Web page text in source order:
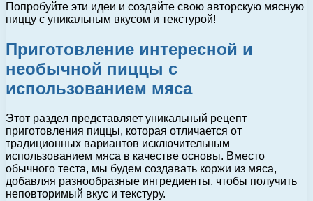
Попробуйте эти идеи и создайте свою авторскую мясную
пиццу с уникальным вкусом и текстурой!
Приготовление интересной и
необычной пиццы с
использованием мяса
Этот раздел представляет уникальный рецепт
приготовления пиццы, которая отличается от
традиционных вариантов исключительным
использованием мяса в качестве основы. Вместо
обычного теста, мы будем создавать коржи из мяса,
добавляя разнообразные ингредиенты, чтобы получить
неповторимый вкус и текстуру.